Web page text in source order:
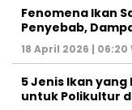
Fenomena Ikan
Penyebab,
18 April 2026 | 06:20
5 Jenis Ikan
untuk Polikultur